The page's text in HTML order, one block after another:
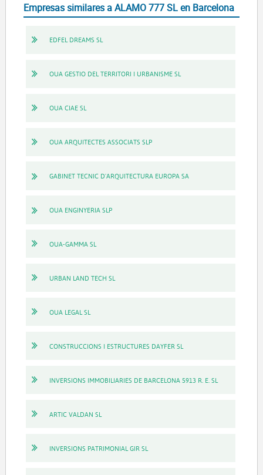
Empresas similares a ALAMO 777 SL en Barcelona
EDFEL DREAMS SL
OUA GESTIO DEL TERRITORI I URBANISME SL
OUA CIAE SL
OUA ARQUITECTES ASSOCIATS SLP
GABINET TECNIC D'ARQUITECTURA EUROPA SA
OUA ENGINYERIA SLP
OUA-GAMMA SL
URBAN LAND TECH SL
OUA LEGAL SL
CONSTRUCCIONS I ESTRUCTURES DAYFER SL
INVERSIONS IMMOBILIARIES DE BARCELONA 5913 R. E. SL
ARTIC VALDAN SL
INVERSIONS PATRIMONIAL GIR SL